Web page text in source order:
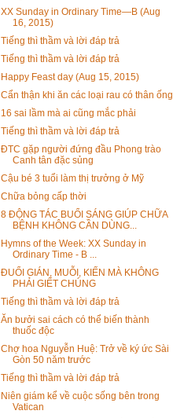
XX Sunday in Ordinary Time—B (Aug
16, 2015)
Tiếng thì thầm và lời đáp trả
Tiếng thì thầm và lời đáp trả
Happy Feast day (Aug 15, 2015)
Cẩn thận khi ăn các loại rau có thân ống
16 sai lầm mà ai cũng mắc phải
Tiếng thì thầm và lời đáp trả
ĐTC gặp người đứng đầu Phong trào
Canh tân đặc sủng
​Cậu bé 3 tuổi làm thị trưởng ở Mỹ
Chữa bỏng cấp thời
8 ĐỘNG TÁC BUỔI SÁNG GIÚP CHỮA
BỆNH KHÔNG CẦN DÙNG...
Hymns of the Week: XX Sunday in
Ordinary Time - B ...
ĐUỔI GIÁN, MUỖI, KIẾN MÀ KHÔNG
PHẢI GIẾT CHÚNG
Tiếng thì thầm và lời đáp trả
Ăn bưởi sai cách có thể biến thành
thuốc độc
Chợ hoa Nguyễn Huệ: Trở về ký ức Sài
Gòn 50 năm trước
Tiếng thì thầm và lời đáp trả
Niên giám kể về cuộc sống bên trong
Vatican